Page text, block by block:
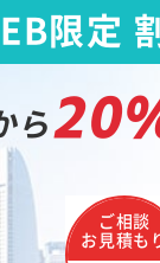
限定
ら
ご相談
お見積も